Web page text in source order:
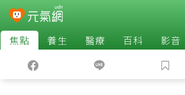
焦點 養生 醫療 百科 影音